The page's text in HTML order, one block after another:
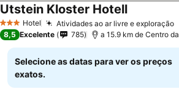
3 EstrelasHotel Atividades ao ar livre e exploração
Utstein Kloster Hotell
8,5 Excelente 785 a 15.9 km de Centro
Selecione as datas para ver os preços
exatos.